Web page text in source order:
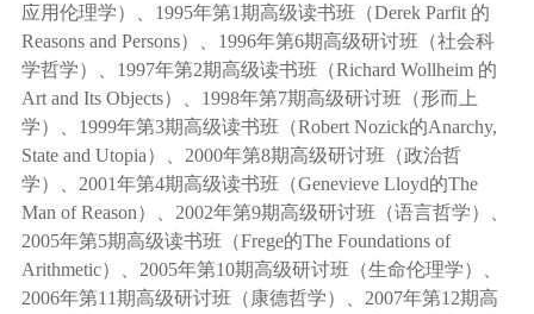
应用伦理学）、 1995年第1期高级读书班（Derek Parfit 的
Reasons and Persons）、 1996年第6期高级研讨班（社会科
学哲学）、 1997年第2期高级读书班（Richard Wollheim 的
Art and Its Objects）、 1998年第7期高级研讨班（形而上
学）、 1999年第3期高级读书班（Robert Nozick的Anarchy,
State and Utopia）、 2000年第8期高级研讨班（政治哲
学）、 2001年第4期高级读书班（Genevieve Lloyd的The
Man of Reason）、 2002年第9期高级研讨班（语言哲学）、
2005年第5期高级读书班（Frege的The Foundations of
Arithmetic）、 2005年第10期高级研讨班（生命伦理学）、
2006年第11期高级研讨班（康德哲学）、 2007年第12期高